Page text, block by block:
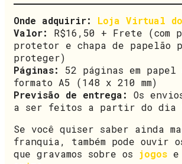
Onde adquirir:
Loja Virtual
Valor:
R$16,50 + Frete (com
protetor e chapa de papelão
proteger)
Páginas:
52 páginas em papel
formato A5 (148 x 210 mm)
Previsão de entrega:
Os
a ser feitos a partir do dia
Se você quiser saber ainda
franquia, também pode ouvir
que gravamos sobre os jogos